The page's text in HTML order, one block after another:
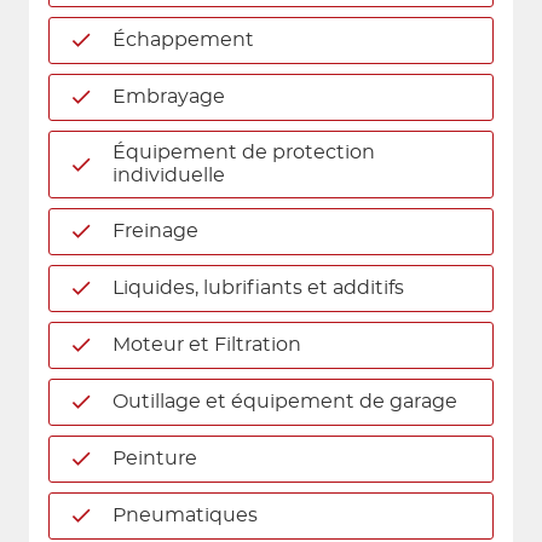
Échappement
Embrayage
Équipement de protection
individuelle
Freinage
Liquides, lubrifiants et additifs
Moteur et Filtration
Outillage et équipement de garage
Peinture
Pneumatiques